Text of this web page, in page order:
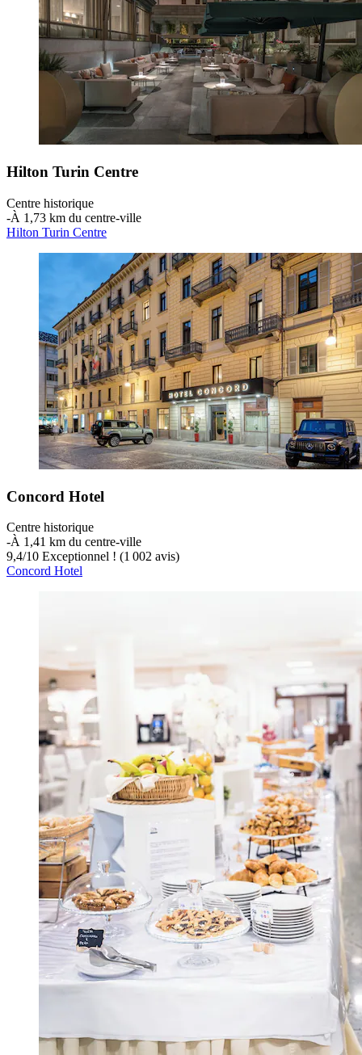
Hilton Turin Centre
Centre historique
‐À 1,73 km du centre-ville
Hilton Turin Centre
Concord Hotel
Centre historique
‐À 1,41 km du centre-ville
9,4/10 Exceptionnel ! (1 002 avis)
Concord Hotel